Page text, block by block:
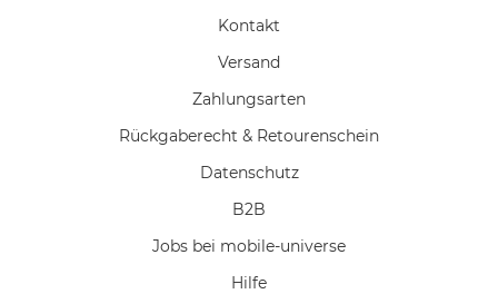
Kontakt
Versand
Zahlungsarten
Rückgaberecht & Retourenschein
Datenschutz
B2B
Jobs bei mobile-universe
Hilfe